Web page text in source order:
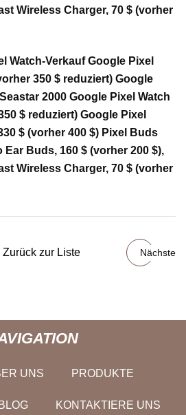
Wireless Charger, 70 $ (vorher
Watch-Verkauf Google Pixel
350 $ reduziert) Google
2000 Google Pixel Watch
$ reduziert) Google Pixel
$ (vorher 400 $) Pixel Buds
Ear Buds, 160 $ (vorher 200 $),
Wireless Charger, 70 $ (vorher
Zurück zur Liste Nächste
UNS PRODUKTE
BLOG KONTAKTIERE UNS